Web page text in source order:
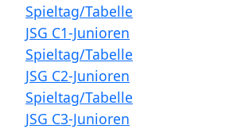
Spieltag/Tabelle
JSG C1-Junioren
Spieltag/Tabelle
JSG C2-Junioren
Spieltag/Tabelle
JSG C3-Junioren